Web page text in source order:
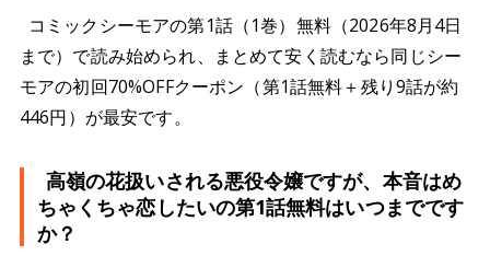
コミックシーモアの第1話（1巻）無料（2026年8月4日
まで）で読み始められ、まとめて安く読むなら同じシー
モアの初回70%OFFクーポン（第1話無料＋残り9話が約
446円）が最安です。
高嶺の花扱いされる悪役令嬢ですが、本音はめ
ちゃくちゃ恋したいの第1話無料はいつまでです
か？